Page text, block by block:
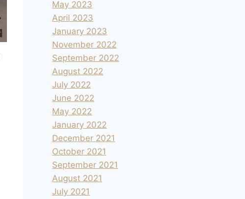
May 2023
April 2023
January 2023
November 2022
September 2022
August 2022
July 2022
June 2022
May 2022
January 2022
December 2021
October 2021
September 2021
August 2021
July 2021